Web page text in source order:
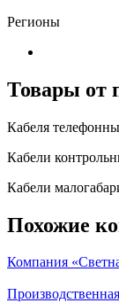
Регионы
Товары от
Кабеля
Кабели
Кабели
Похожие
Компания